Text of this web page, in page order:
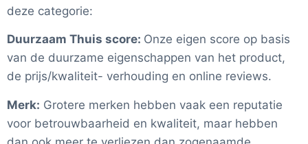
deze categorie:
Duurzaam Thuis score: Onze eigen score op basis
van de duurzame eigenschappen van het product,
de prijs/kwaliteit- verhouding en online reviews.
Merk: Grotere merken hebben vaak een reputatie
voor betrouwbaarheid en kwaliteit, maar hebben